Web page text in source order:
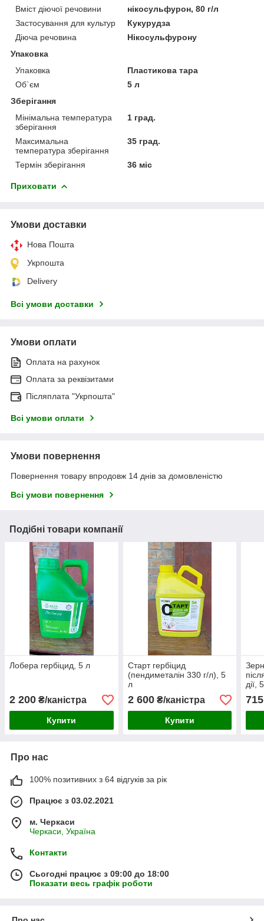
Вміст діючої речовини
нікосульфурон, 80 г/л
Застосування для культур
Кукурудза
Діюча речовина
Нікосульфурону
Упаковка
Упаковка
Пластикова тара
Об`єм
5 л
Зберігання
Мінімальна температура
зберігання
1 град.
Максимальна
температура зберігання
35 град.
Термін зберігання 36 міс
Приховати
Умови доставки
Нова Пошта
Укрпошта
Delivery
Всі умови доставки
Умови оплати
Оплата на рахунок
Оплата за реквізитами
Післяплата "Укрпошта"
Всі умови оплати
Умови повернення
Повернення товару впродовж 14 днів за домовленістю
Всі умови повернення
Подібні товари компанії
Лобера гербіцид, 5 л
2 200 ₴/каністра
Купити
Старт гербіцид
(пендиметалін 330 г/л), 5
л
2 600₴/каністра
Купити
дії,
715
Про нас
100% позитивних з 64 відгуків за рік
Працює з 03.02.2021
м. Черкаси
Черкаси, Україна
Контакти
Сьогодні працює з 09:00 до 18:00
Показати весь графік роботи